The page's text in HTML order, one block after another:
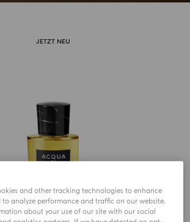
JETZT NEU
and other tracking technologies to enhance
to analyze performance and traffic on our website.
about your use of our site with our social